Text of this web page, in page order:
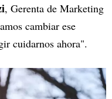
, Gerenta de Marketing
cambiar ese
cuidarnos ahora".